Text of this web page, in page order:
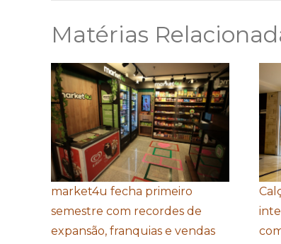
Matérias
market4u fecha primeiro
semestre com recordes de
expansão, franquias e vendas